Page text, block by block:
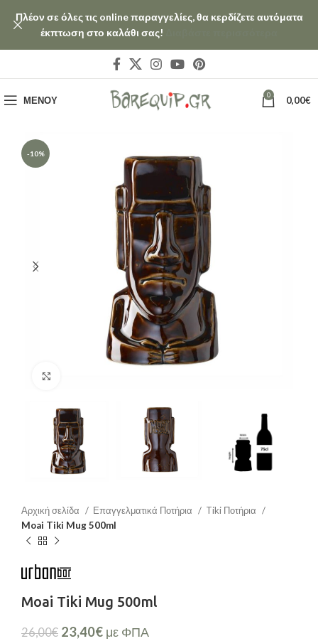
ΜΕΝΟΎ 0 0,00€
-10%
Αρχική σελίδα Επαγγελματικά Ποτήρια
Tiki Ποτήρια
Moai Tiki Mug 500ml
Moai Tiki Mug 500ml
26,00€ 23,40€ με ΦΠΑ
Πλέον σε όλες τις online παραγγελίες, θα κερδίζετε αυτόματα
έκπτωση στο καλάθι σας!